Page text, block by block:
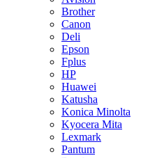
Brother
Canon
Deli
Epson
Fplus
HP
Huawei
Katusha
Konica Minolta
Kyocera Mita
Lexmark
Pantum